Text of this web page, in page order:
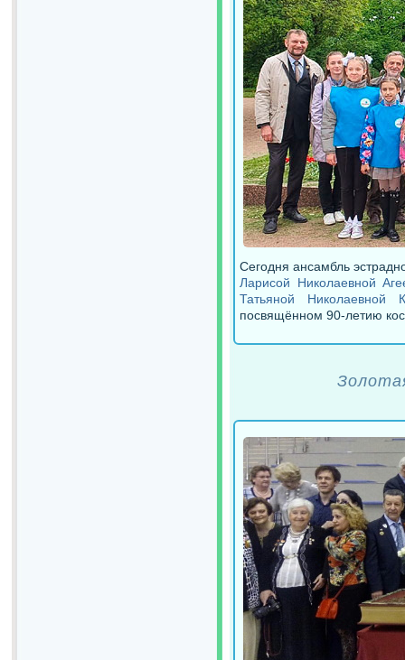
Сегодня ансамбль
Ларисой Николаевной
Татьяной Николаевной
посвящённом 90-летию